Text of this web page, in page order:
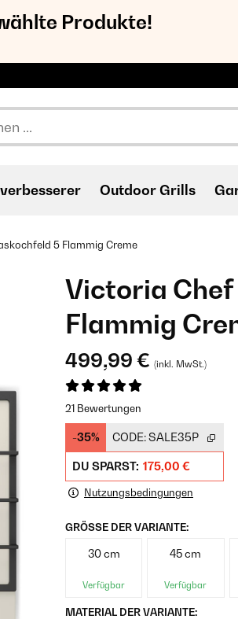
Produkte!
Outdoor Grills
5 Flammig Creme
Victoria
Flammig
499,99 € (inkl. MwSt.)
21 Bewertungen
-35% CODE:SALE35P
DU SPARST: 175,00 €
Nutzungsbedingungen
GRÖSSE DER VARIANTE:
30 cm
Verfügbar
45 cm
Verfügbar
MATERIAL DER VARIANTE: